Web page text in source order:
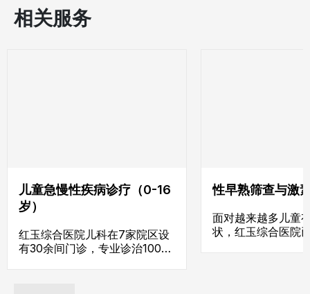
相关服务
儿童急慢性疾病诊疗（0-16
岁）
红玉综合医院儿科在7家院区设
有30余间门诊，专业诊治100余
性早熟筛查与激
面对越来越多儿童
状，红玉综合医院